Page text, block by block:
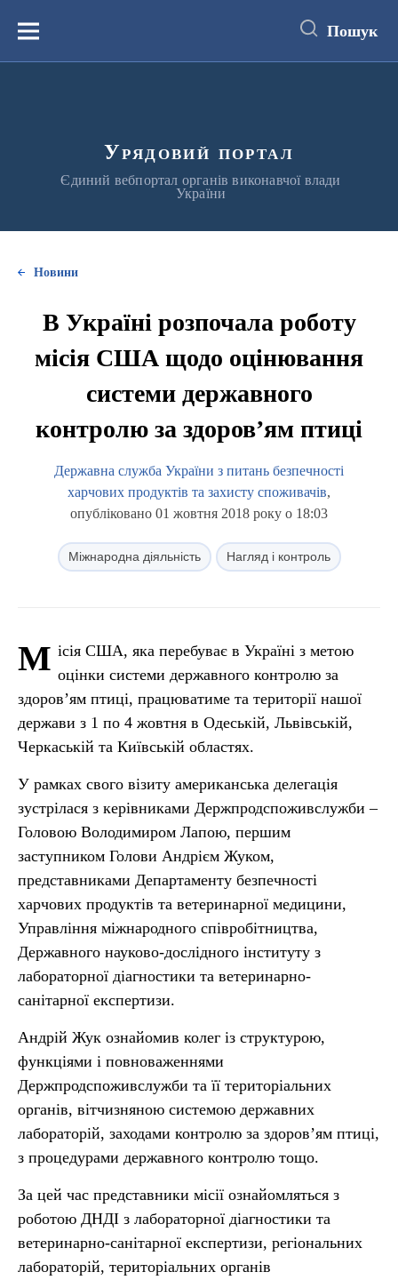
вмістуМеню Пошук
Урядовий портал
Єдиний вебпортал органів виконавчої влади
України
Новини
В Україні розпочала роботу
місія США щодо оцінювання
системи державного
контролю за здоров’ям птиці
Державна служба України з питань безпечності
харчових продуктів та захисту споживачів,
опубліковано 01 жовтня 2018 року о 18:03
Міжнародна діяльність Нагляд і контроль
М ісія США, яка перебуває в Україні з метою
оцінки системи державного контролю за
здоров’ям птиці, працюватиме та території нашої
держави з 1 по 4 жовтня в Одеській, Львівській,
Черкаській та Київській областях.
У рамках свого візиту американська делегація
зустрілася з керівниками Держпродспоживслужби –
Головою Володимиром Лапою, першим
заступником Голови Андрієм Жуком,
представниками Департаменту безпечності
харчових продуктів та ветеринарної медицини,
Управління міжнародного співробітництва,
Державного науково-дослідного інституту з
лабораторної діагностики та ветеринарно-
санітарної експертизи.
Андрій Жук ознайомив колег із структурою,
функціями і повноваженнями
Держпродспоживслужби та її територіальних
органів, вітчизняною системою державних
лабораторій, заходами контролю за здоров’ям птиці,
з процедурами державного контролю тощо.
За цей час представники місії ознайомляться з
роботою ДНДІ з лабораторної діагностики та
ветеринарно-санітарної експертизи, регіональних
лабораторій, територіальних органів